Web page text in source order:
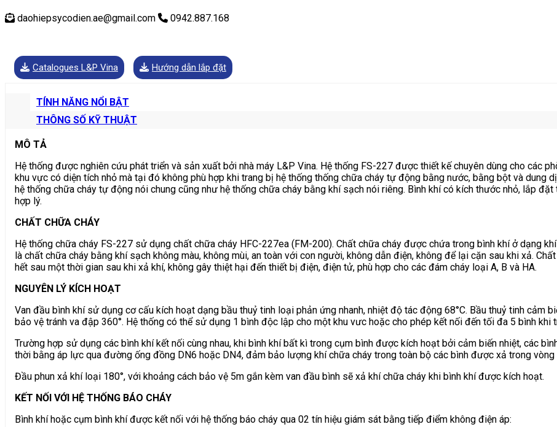
daohiepsycodien.ae@gmail.com 0942.887.168
Catalogues L&P Vina Hướng dẫn lắp đặt
TÍNH NĂNG NỔI BẬT
THÔNG SỐ KỸ THUẬT
MÔ TẢ
Hệ thống được nghiên cứu phát triển và sản xuất bởi nhà máy L&P Vina. Hệ thống FS-227 được thiết kế chuyên dùng cho các
khu vực có diện tích nhỏ mà tại đó không phù hợp khi trang bị hệ thống thống chữa cháy tự động bằng nước, bằng bột và dung
hệ thống chữa cháy tự động nói chung cũng như hệ thống chữa cháy bằng khí sạch nói riêng. Bình khí có kích thước nhỏ, lắp
hợp lý.
CHẤT CHỮA CHÁY
Hệ thống chữa cháy FS-227 sử dụng chất chữa cháy HFC-227ea (FM-200). Chất chữa cháy được chứa trong bình khí ở dạng
là chất chữa cháy bằng khí sạch không màu, không mùi, an toàn với con người, không dẫn điện, không để lại cặn sau khi xả.
hết sau một thời gian sau khi xả khí, không gây thiệt hại đến thiết bị điện, điện tử, phù hợp cho các đám cháy loại A, B và HA.
NGUYÊN LÝ KÍCH HOẠT
Van đầu bình khí sử dụng cơ cấu kích hoạt dạng bầu thuỷ tinh loại phản ứng nhanh, nhiệt độ tác động 68°C. Bầu thuỷ tinh cảm
bảo vệ tránh va đập 360°. Hệ thống có thể sử dụng 1 bình độc lập cho một khu vưc hoặc cho phép kết nối đến tối đa 5 bình khi
Trường hợp sử dụng các bình khí kết nối cùng nhau, khi bình khí bất kì trong cụm bình được kích hoạt bởi cảm biến nhiệt, các
thời bằng áp lực qua đường ống đồng DN6 hoặc DN4, đảm bảo lượng khí chữa cháy trong toàn bộ các bình được xả trong
Đầu phun xả khí loại 180°, với khoảng cách bảo vệ 5m gắn kèm van đầu bình sẽ xả khí chữa cháy khi bình khí được kích hoạt.
KẾT NỐI VỚI HỆ THỐNG BÁO CHÁY
Bình khí hoặc cụm bình khí được kết nối với hệ thống báo cháy qua 02 tín hiệu giám sát bằng tiếp điểm không điện áp: